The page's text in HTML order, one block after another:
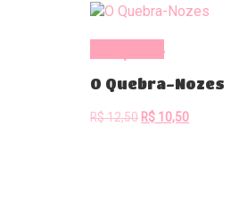
Comprar
O Quebra-Nozes
R$12,50 O
R$ 10,50O